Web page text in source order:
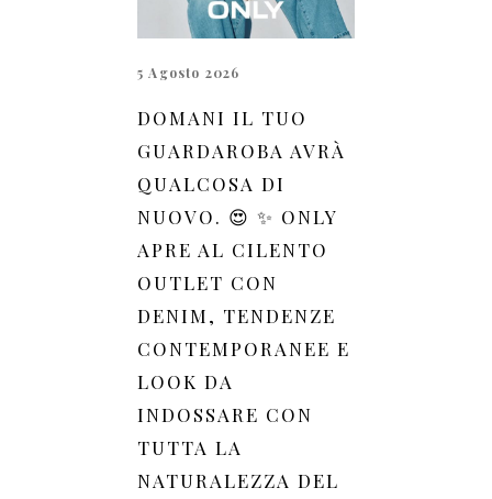
5 Agosto 2026
DOMANI IL TUO
GUARDAROBA AVRÀ
QUALCOSA DI
NUOVO. 😍 ✨ ONLY
APRE AL CILENTO
OUTLET CON
DENIM, TENDENZE
CONTEMPORANEE E
LOOK DA
INDOSSARE CON
TUTTA LA
NATURALEZZA DEL